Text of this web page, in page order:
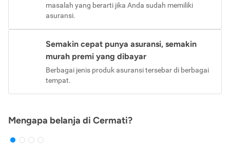
masalah yang berarti jika Anda sudah memiliki
asuransi.
Semakin cepat punya asuransi, semakin
murah premi yang dibayar
Berbagai jenis produk asuransi tersebar di berbagai
tempat.
Mengapa belanja di Cermati?